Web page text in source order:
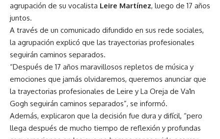
agrupación de su vocalista Leire Martínez, luego de 17 años
juntos.
A través de un comunicado difundido en sus rede sociales,
la agrupación explicó que las trayectorias profesionales
seguirán caminos separados.
“Después de 17 años maravillosos repletos de música y
emociones que jamás olvidaremos, queremos anunciar que
la trayectorias profesionales de Leire y La Oreja de Va1n
Gogh seguirán caminos separados”, se informó.
Además, explicaron que la decisión fue dura y difícil, “pero
llega después de mucho tiempo de reflexión y profundas